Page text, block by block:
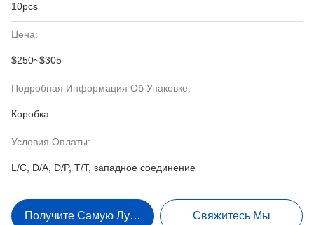
10pcs
Цена:
$250~$305
Подробная Информация Об Упаковке:
Коробка
Условия Оплаты:
L/C, D/A, D/P, T/T, западное соединение
Получите Самую Лучшую Цену Свяжитесь Мы